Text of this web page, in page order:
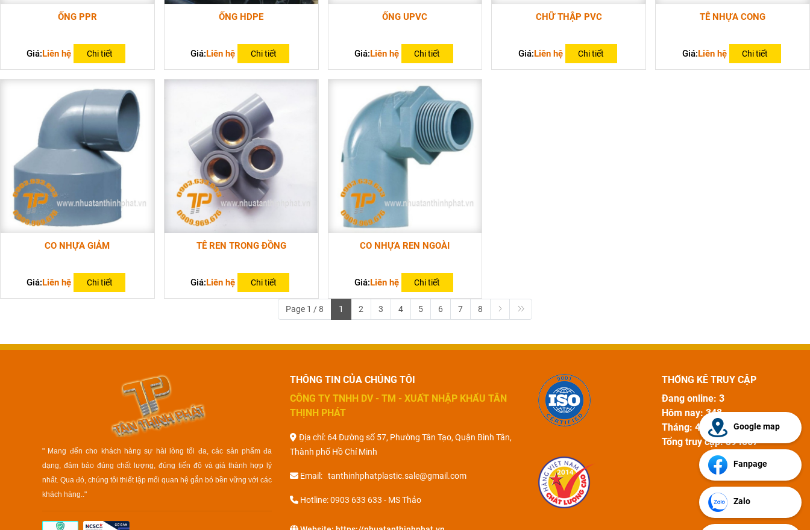
ỐNG PPR
Giá:Liên hệ Chi tiết
ỐNG HDPE
Giá:Liên hệ Chi tiết
ỐNG UPVC
Giá:Liên hệ Chi tiết
CHỮ THẬP PVC
Giá:Liên hệ Chi tiết
TÊ NHỰA CONG
Giá:Liên hệ Chi tiết
CO NHỰA GIẢM
Giá:Liên hệ Chi tiết
TÊ REN TRONG ĐỒNG
Giá:Liên hệ Chi tiết
CO NHỰA REN NGOÀI
Giá:Liên hệ Chi tiết
Page 1 / 8 1 2 3 4 5 6 7 8
" Mang đến cho khách hàng sự hài lòng tối đa, các sản phẩm đa
dạng, đảm bảo đúng chất lượng, đúng tiến độ và giá thành hợp lý
nhất. Qua đó, chúng tôi thiết lập mối quan hệ gắn bó bền vững với các
khách hàng.."
THÔNG TIN CỦA CHÚNG TÔI
CÔNG TY TNHH DV - TM - XUẤT NHẬP KHẨU TÂN
THỊNH PHÁT
Địa chỉ: 64 Đường số 57, Phường Tân Tạo, Quận Bình Tân,
Thành phố Hồ Chí Minh
Email: tanthinhphatplastic.sale@gmail.com
Hotline: 0903 633 633 - MS Thảo
THỐNG KÊ TRUY CẬP
Đang online: 3
Hôm nay: 348
Tháng: 4590
Tổng truy cập: 394567
Google map
Fanpage
Zalo